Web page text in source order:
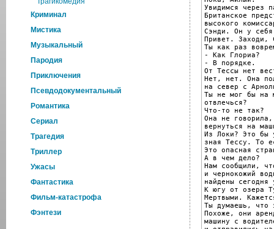
Криминал
Мистика
Музыкальный
Пародия
Приключения
Псевдодокументальный
Романтика
Cериал
Трагедия
Триллер
Ужасы
Фантастика
Фильм-катастрофа
Фэнтези
Увидимся через
Британское
высокого
Сэнди. Он у
Привет. Заходи,
Ты как раз
- Как Глориа?
- В порядке.
От Тессы нет
Нет, нет. Она
на север с
Ты не мог бы на
отвлечься?
Что-то не так?
Она не
вернуться на
Из Локи? Это бы
зная Тессу. То
Это опасная
А в чем дело?
Нам сообщили,
и чернокожий
найдены сегодня
К югу от озера
Мертвыми.
Ты думаешь, что
Похоже, они
машину с